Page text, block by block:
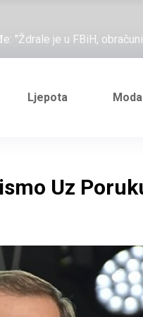
"Ždrale je u FBiH,
Željezničarov Karamarko
je general Izet Nanić,
Ljepota Moda
Uz